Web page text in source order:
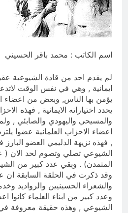
ضربة إستباقية
مابناه النظام
الماضية من
اسم الكاتب : محمد باقر الحسيني
لم يقدم احد من قادة الشيوعية
ايمانية , وهي في نفس الوقت لاتدعو
يؤمن بها الناس, وبعض من اعضاء
يحدد اختياراته الايمانية , فهذه
والمسيحي واليهودي والصابئي ,
اعضاء الاحزاب العلمانية عضوا
, فهذه نزيهة الدليمي العضو
الشيوعي تصلي وتصوم لحد الان (
المتمدن) . وبقي عدد كبير من
وقد ذكرت في الحلقة السابقة ان
والشعراء الحسينيين والرواديد
وعدد كبير من ابناء العلماء كانوا
الشيوعي , وهذه حقيقة معروفة